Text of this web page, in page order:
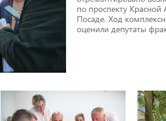
по проспекту
Посаде. Ход
оценили депутаты